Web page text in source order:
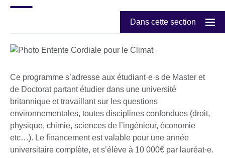
Dans cette section
Ce programme s’adresse aux étudiant·e·s de Master et
de Doctorat partant étudier dans une université
britannique et travaillant sur les questions
environnementales, toutes disciplines confondues (droit,
physique, chimie, sciences de l’ingénieur, économie
etc…). Le financement est valable pour une année
universitaire complète, et s’élève à 10 000€ par lauréat·e.